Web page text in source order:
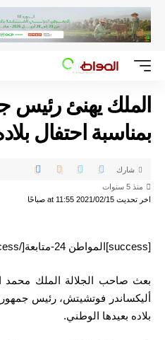
الملك يهنئ رئيس
بمناسبة احتفال
اخر تحديث 2021/02/15 at 11:55 صباحًا
منذ 5 سنوات
شارك
[success]المواطن 24-متابعة[/success]
بعث صاحب الجلالة الملك محمد
أليكساندر فوتشيتش، رئيس
بلاده بعيدها الوطني.